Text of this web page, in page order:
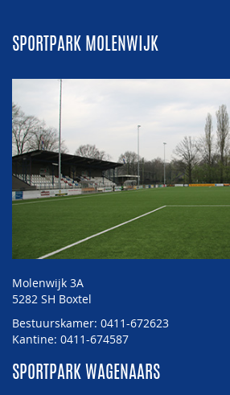
SPORTPARK MOLENWIJK
Molenwijk 3A
5282 SH Boxtel
Bestuurskamer: 0411-672623
Kantine: 0411-674587
SPORTPARK WAGENAARS